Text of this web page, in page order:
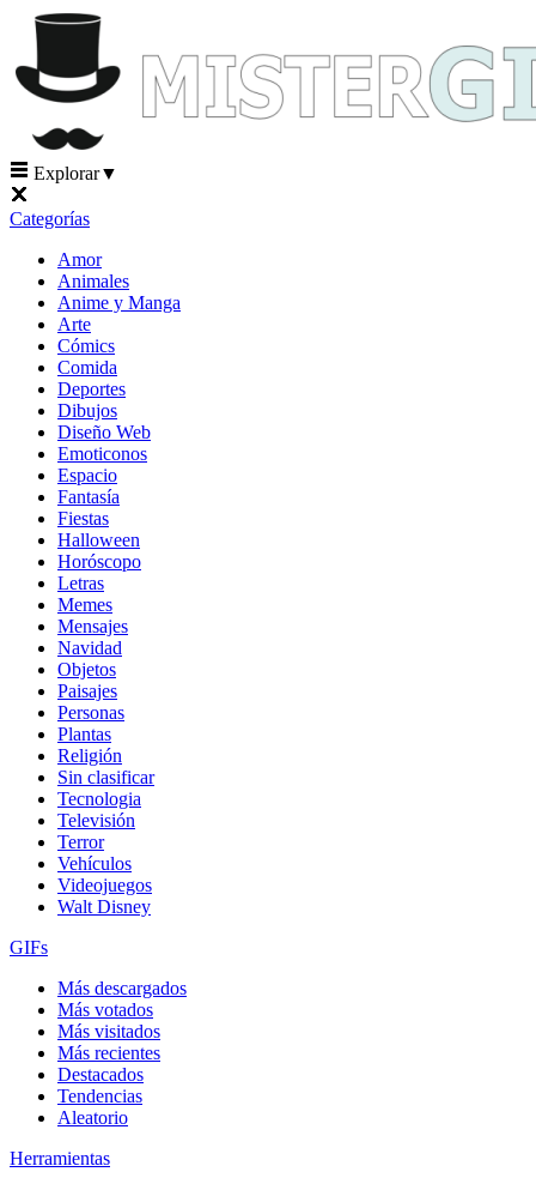
Explorar▼
Categorías
Amor
Animales
Anime y Manga
Arte
Cómics
Comida
Deportes
Dibujos
Diseño Web
Emoticonos
Espacio
Fantasía
Fiestas
Halloween
Horóscopo
Letras
Memes
Mensajes
Navidad
Objetos
Paisajes
Personas
Plantas
Religión
Sin clasificar
Tecnologia
Televisión
Terror
Vehículos
Videojuegos
Walt Disney
GIFs
Más descargados
Más votados
Más visitados
Más recientes
Destacados
Tendencias
Aleatorio
Herramientas